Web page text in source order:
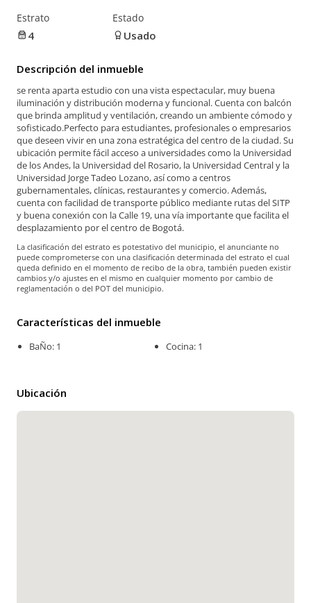
Estrato
4
Estado
Usado
Descripción del inmueble
se renta aparta estudio con una vista espectacular, muy buena
iluminación y distribución moderna y funcional. Cuenta con balcón
que brinda amplitud y ventilación, creando un ambiente cómodo y
sofisticado.Perfecto para estudiantes, profesionales o empresarios
que deseen vivir en una zona estratégica del centro de la ciudad. Su
ubicación permite fácil acceso a universidades como la Universidad
de los Andes, la Universidad del Rosario, la Universidad Central y la
Universidad Jorge Tadeo Lozano, así como a centros
gubernamentales, clínicas, restaurantes y comercio. Además,
cuenta con facilidad de transporte público mediante rutas del SITP
y buena conexión con la Calle 19, una vía importante que facilita el
desplazamiento por el centro de Bogotá.
La clasificación del estrato es potestativo del municipio, el anunciante no
puede comprometerse con una clasificación determinada del estrato el cual
queda definido en el momento de recibo de la obra, también pueden existir
cambios y/o ajustes en el mismo en cualquier momento por cambio de
reglamentación o del POT del municipio.
Características del inmueble
BaÑo: 1 Cocina: 1
Ubicación